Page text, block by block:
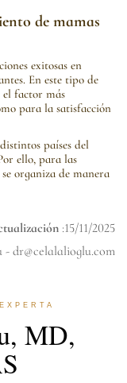
de mamas
exitosas en
En este tipo de
el factor más
para la satisfacción
países del
ello, para las
organiza de manera
:15/11/2025
- dr@celalalioglu.com
MD,